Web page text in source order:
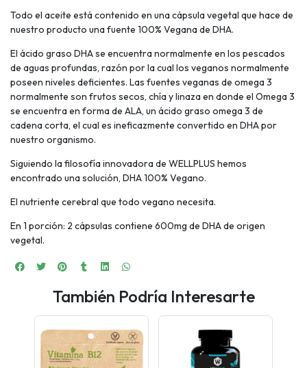
Todo el aceite está contenido en una cápsula vegetal que hace de
nuestro producto una fuente 100% Vegana de DHA.
El ácido graso DHA se encuentra normalmente en los pescados
de aguas profundas, razón por la cual los veganos normalmente
poseen niveles deficientes. Las fuentes veganas de omega 3
normalmente son frutos secos, chía y linaza en donde el Omega 3
se encuentra en forma de ALA, un ácido graso omega 3 de
cadena corta, el cual es ineficazmente convertido en DHA por
nuestro organismo.
Siguiendo la filosofía innovadora de WELLPLUS hemos
encontrado una solución, DHA 100% Vegano.
El nutriente cerebral que todo vegano necesita.
En 1 porción: 2 cápsulas contiene 600mg de DHA de origen
vegetal.
También Podría Interesarte